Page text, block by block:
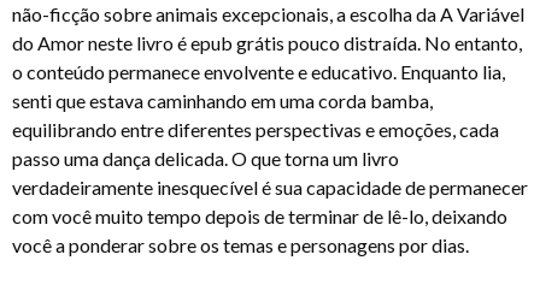
não-ficção sobre animais excepcionais, a escolha da A Variável
do Amor neste livro é epub grátis pouco distraída. No entanto,
o conteúdo permanece envolvente e educativo. Enquanto lia,
senti que estava caminhando em uma corda bamba,
equilibrando entre diferentes perspectivas e emoções, cada
passo uma dança delicada. O que torna um livro
verdadeiramente inesquecível é sua capacidade de permanecer
com você muito tempo depois de terminar de lê-lo, deixando
você a ponderar sobre os temas e personagens por dias.